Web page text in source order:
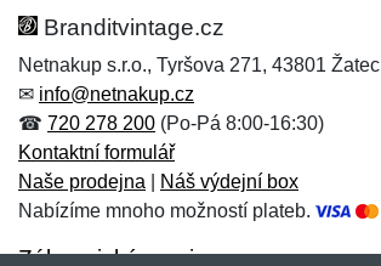
Hodnocení:
Jméno: *
Jméno:
E-mail:*
Branditvintage.cz
Netnakup s.r.o., Tyršova 271, 43801 Žatec
✉ info@netnakup.cz
☎ 720 278 200 (Po-Pá 8:00-16:30)
Kontaktní formulář
Naše prodejna
Náš výdejní box
Nabízíme mnoho možností plateb.
Zákaznický servis